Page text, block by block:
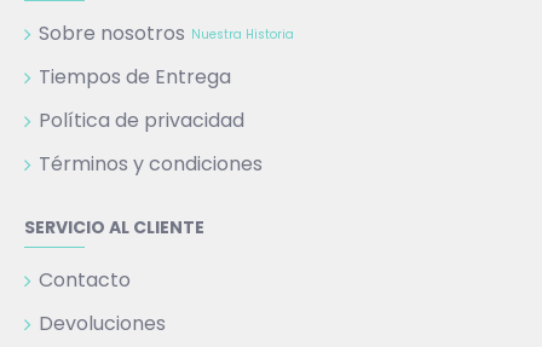
Sobre nosotros Nuestra Historia
Tiempos de Entrega
Política de privacidad
Términos y condiciones
SERVICIO AL CLIENTE
Contacto
Devoluciones